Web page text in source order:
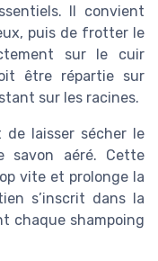
Il convient
puis de frotter le
sur le cuir
être répartie sur
sur les racines.
laisser sécher le
savon aéré. Cette
vite et prolonge la
s’inscrit dans la
chaque shampoing